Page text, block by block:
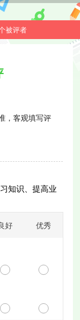
被评者
，客观填写评
知识、提高业
好 优秀